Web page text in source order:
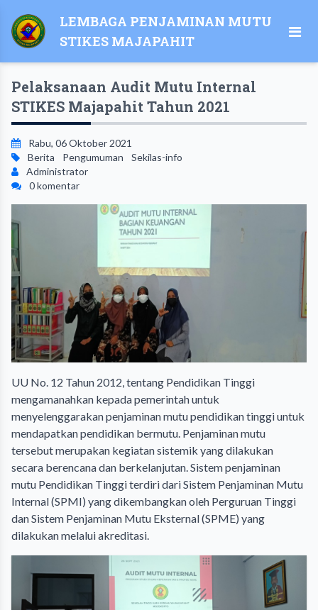
LEMBAGA PENJAMINAN MUTU
STIKES MAJAPAHIT
Pelaksanaan Audit Mutu Internal
STIKES Majapahit Tahun 2021
Rabu, 06 Oktober 2021
Berita
Pengumuman
Sekilas-info
Administrator
0 komentar
UU No. 12 Tahun 2012, tentang Pendidikan Tinggi
mengamanahkan kepada pemerintah untuk
menyelenggarakan penjaminan mutu pendidikan tinggi untuk
mendapatkan pendidikan bermutu. Penjaminan mutu
tersebut merupakan kegiatan sistemik yang dilakukan
secara berencana dan berkelanjutan. Sistem penjaminan
mutu Pendidikan Tinggi terdiri dari Sistem Penjaminan Mutu
Internal (SPMI) yang dikembangkan oleh Perguruan Tinggi
dan Sistem Penjaminan Mutu Eksternal (SPME) yang
dilakukan melalui akreditasi.